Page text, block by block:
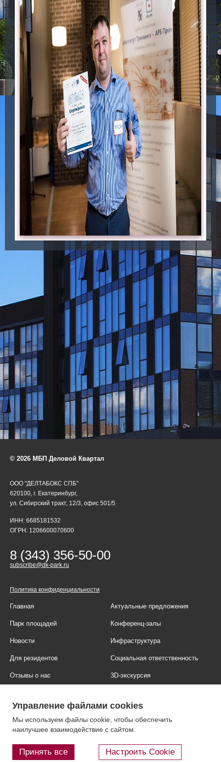
© 2026 МБП Деловой Квартал
ООО "ДЕЛТАБОКС СПБ"
620100, г. Екатеринбург,
ул. Сибирский тракт, 12/3, офис 501/5
ИНН: 6685181532
ОГРН: 1206600070600
8 (343) 356-50-00
subscribe@dk-park.ru
Политика конфиденциальности
Главная Актуальные предложения
Парк площадей Конференц-залы
Новости Инфраструктура
Для резидентов Социальная ответственность
Отзывы о нас 3D-экскурсия
Контакты Блог
Управление файлами cookies
Мы используем файлы cookie, чтобы обеспечить
наилучшее взаимодействие с сайтом.
Принять все Настроить Cookie